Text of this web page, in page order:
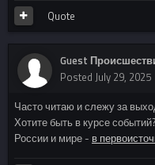
Quote
Guest
Posted July 29, 2025
Часто читаю и слежу за
Хотите быть в курсе
России и мире - в